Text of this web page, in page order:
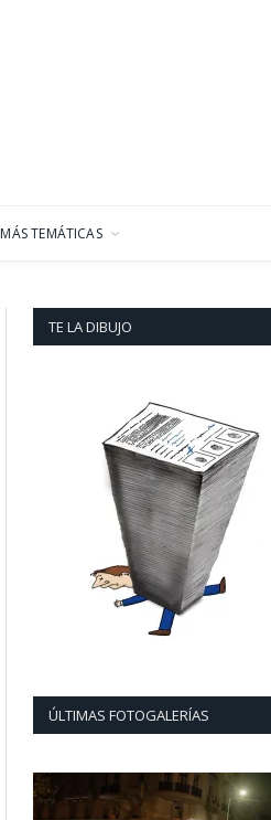
MÁS TEMÁTICAS
TE LA DIBUJO
ÚLTIMAS FOTOGALERÍAS